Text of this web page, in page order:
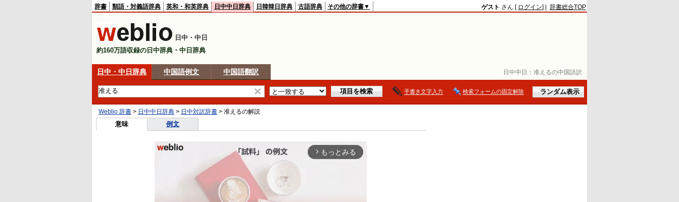
日中中日： 准えるの中国語訳
辞書 類語・対義語辞典 英和・和英辞典 日中中日辞典 日韓韓日辞典 古語辞典 その他の辞書▼ ゲスト さん [ ログイン] | 辞書総合TOP
日中・中日
約160万語収録の日中辞典・中日辞典
日中・中日辞典 中国語例文 中国語翻訳
手書き文字入力 検索フォームの固定解除
Weblio 辞書 > 日中中日辞典 > 日中対訳辞書 > 准えるの解説
意味 例文
arrow_forward_ios もっとみる